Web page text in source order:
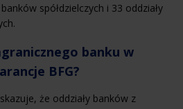
spółdzielczych i 33 oddziały
banku w
BFG?
że oddziały banków z